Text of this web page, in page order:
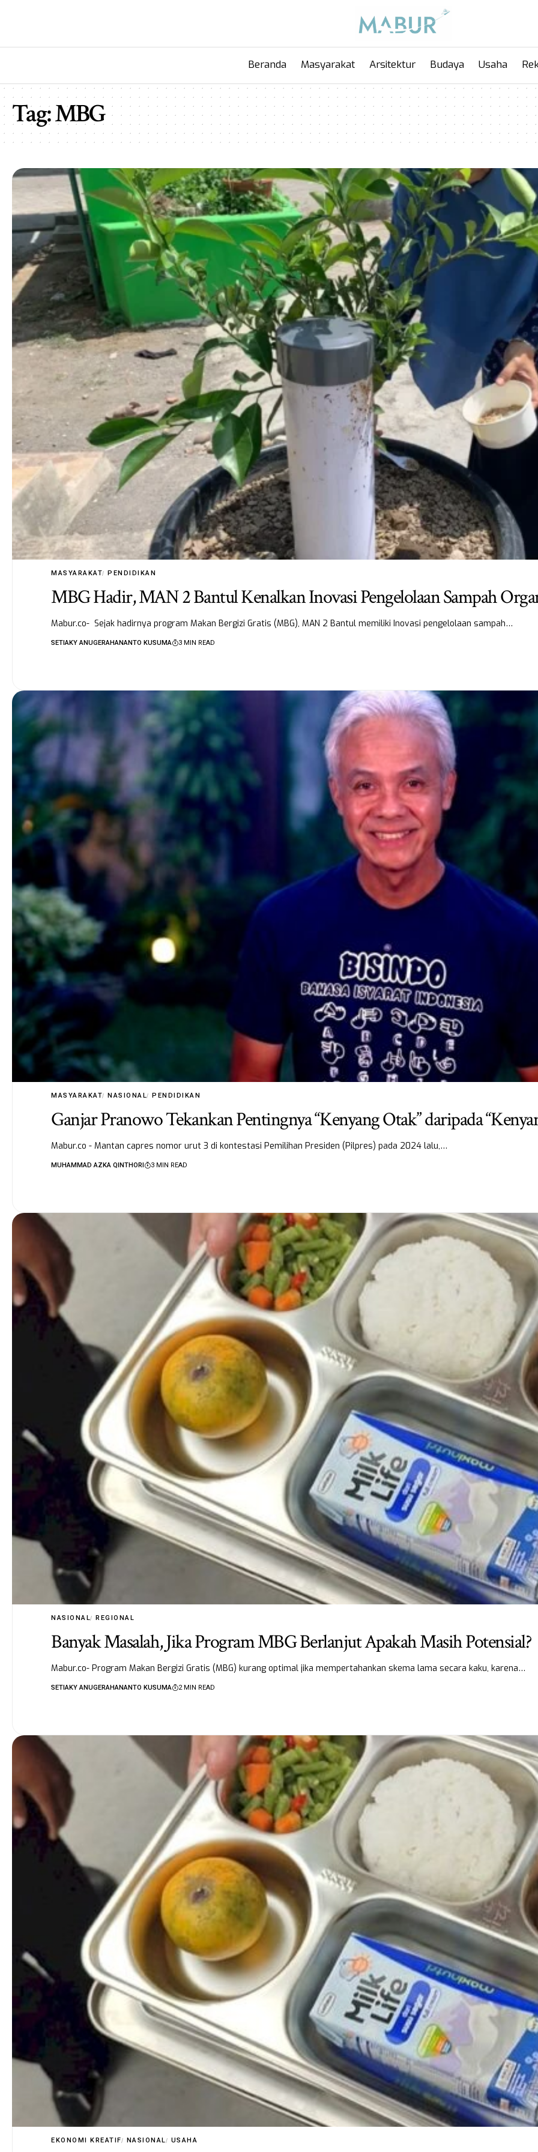
Beranda Masyarakat Arsitektur Budaya Usaha
Tag:MBG
MASYARAKAT PENDIDIKAN
MBG Hadir, MAN 2 Bantul Kenalkan Inovasi Pengelolaan Sampah
Mabur.co- Sejak hadirnya program Makan Bergizi Gratis (MBG), MAN 2 Bantul memiliki Inovasi pengelolaan sampah…
SETIAKY ANUGERAHANANTO KUSUMA 3 MIN READ
MASYARAKAT NASIONAL PENDIDIKAN
Ganjar Pranowo Tekankan Pentingnya “Kenyang Otak” daripada
Mabur.co - Mantan capres nomor urut 3 di kontestasi Pemilihan Presiden (Pilpres) pada 2024 lalu,…
MUHAMMAD AZKA QINTHORI 3 MIN READ
NASIONAL REGIONAL
Banyak Masalah, Jika Program MBG Berlanjut Apakah Masih Potensial?
Mabur.co- Program Makan Bergizi Gratis (MBG) kurang optimal jika mempertahankan skema lama secara kaku, karena…
SETIAKY ANUGERAHANANTO KUSUMA 2 MIN READ
EKONOMI KREATIF NASIONAL USAHA